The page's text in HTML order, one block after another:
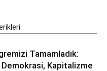
Tamamladık:
Demokrasi, Kapitalizme